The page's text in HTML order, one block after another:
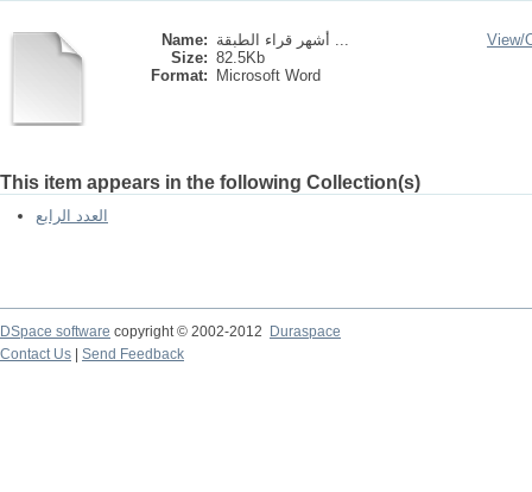
Name:
أشهر قراء الطبقة ...
Size: 82.5Kb
Format:
Microsoft Word
View/
This item appears in the following Collection(s)
العدد الرابع
DSpace software copyright © 2002-2012
Duraspace
Contact Us
Send Feedback